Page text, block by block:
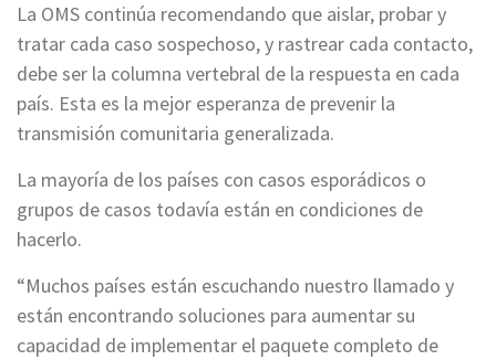
La OMS continúa recomendando que aislar, probar y
tratar cada caso sospechoso, y rastrear cada contacto,
debe ser la columna vertebral de la respuesta en cada
país. Esta es la mejor esperanza de prevenir la
transmisión comunitaria generalizada.
La mayoría de los países con casos esporádicos o
grupos de casos todavía están en condiciones de
hacerlo.
“Muchos países están escuchando nuestro llamado y
están encontrando soluciones para aumentar su
capacidad de implementar el paquete completo de